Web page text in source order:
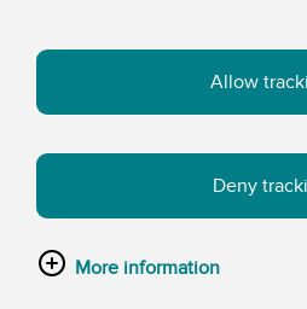
Allow
Deny
More information